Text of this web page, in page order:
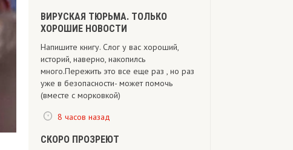
ВИРУСКАЯ ТЮРЬМА. ТОЛЬКО
ХОРОШИЕ НОВОСТИ
Напишите книгу. Слог у вас хороший,
историй, наверно, накопилсь
много.Пережить это все еще раз , но раз
уже в безопасности- может помочь
(вместе с морковкой)
8 часов назад
СКОРО ПРОЗРЕЮТ